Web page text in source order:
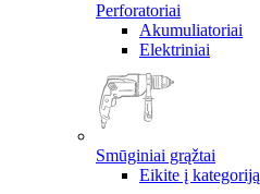
Perforatoriai
Akumuliatoriai
Elektriniai
Smūginiai grąžtai
Eikite į kategoriją